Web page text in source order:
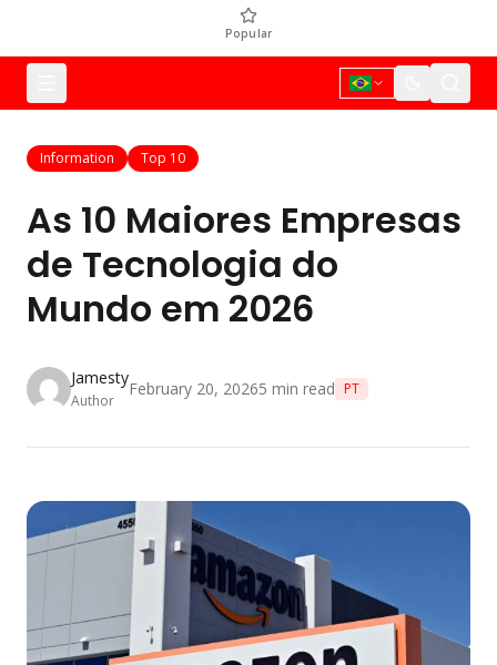
Popular
Information Top 10
As 10 Maiores Empresas
de Tecnologia do
Mundo em 2026
Jamesty
Author
February 20, 20265 min read PT